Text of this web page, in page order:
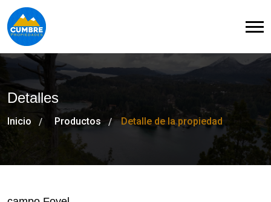
Detalles
Inicio Productos Detalle de la propiedad